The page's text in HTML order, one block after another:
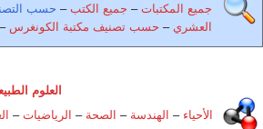
جميع المكتبات – جميع الكتب – حسب
العشري – حسب تصنيف مكتبة الكونغرس –
العلوم
الأحياء – الهندسة – الصحة – الرياضيات –